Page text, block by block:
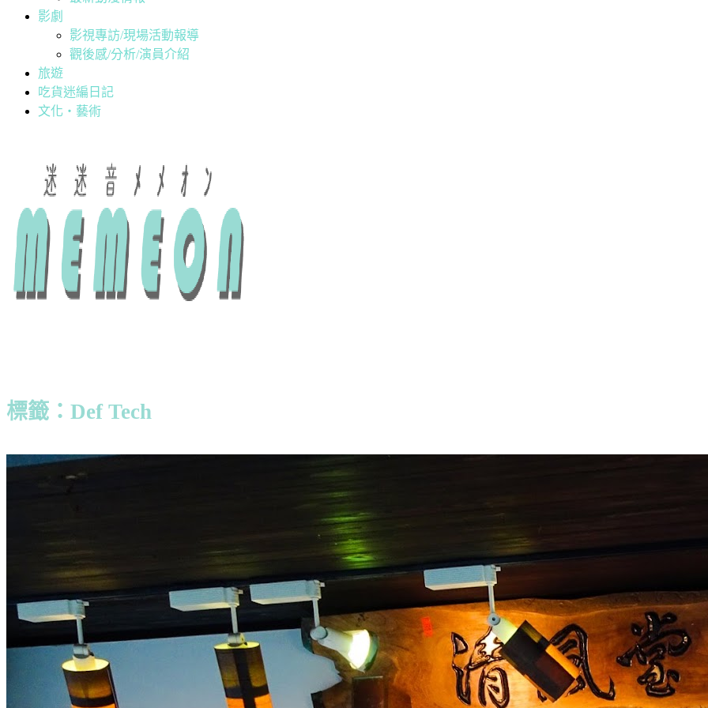
影劇
影視專訪/現場活動報導
觀後感/分析/演員介紹
旅遊
吃貨迷編日記
文化・藝術
標籤：Def Tech